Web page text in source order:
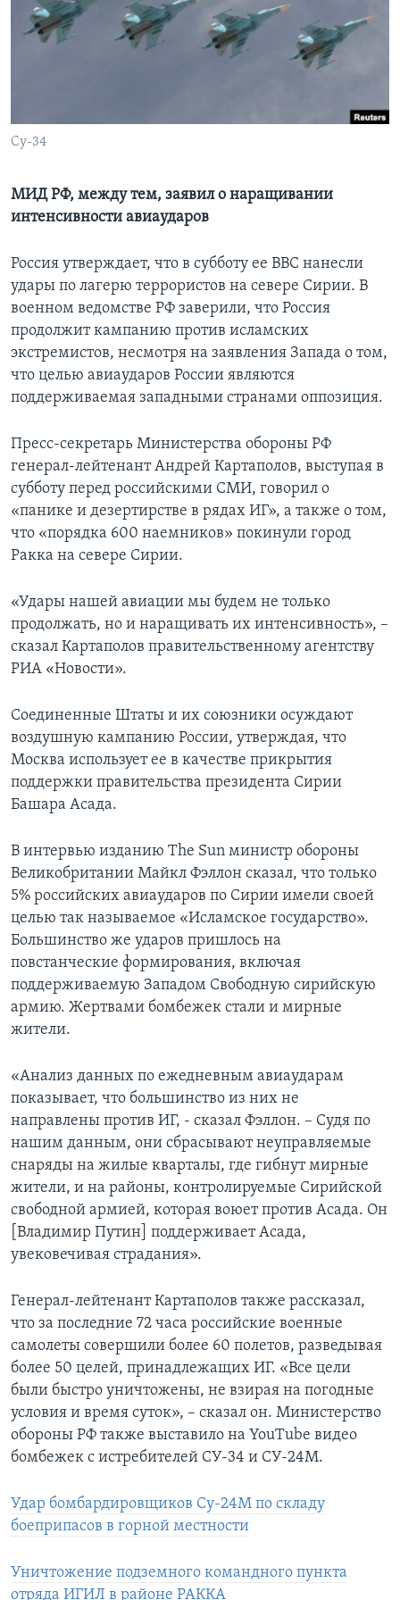
Learning English
Су-34
МИД РФ, между тем, заявил о наращивании
интенсивности авиаударов
Россия утверждает, что в субботу ее ВВС нанесли
удары по лагерю террористов на севере Сирии. В
военном ведомстве РФ заверили, что Россия
продолжит кампанию против исламских
экстремистов, несмотря на заявления Запада о том,
что целью авиаударов России являются
поддерживаемая западными странами оппозиция.
Пресс-секретарь Министерства обороны РФ
генерал-лейтенант Андрей Картаполов, выступая в
субботу перед российскими СМИ, говорил о
«панике и дезертирстве в рядах ИГ», а также о том,
что «порядка 600 наемников» покинули город
Ракка на севере Сирии.
«Удары нашей авиации мы будем не только
продолжать, но и наращивать их интенсивность», –
сказал Картаполов правительственному агентству
РИА «Новости».
Соединенные Штаты и их союзники осуждают
воздушную кампанию России, утверждая, что
Москва использует ее в качестве прикрытия
поддержки правительства президента Сирии
Башара Асада.
В интервью изданию The Sun министр обороны
Великобритании Майкл Фэллон сказал, что только
5% российских авиаударов по Сирии имели своей
целью так называемое «Исламское государство».
Большинство же ударов пришлось на
повстанческие формирования, включая
поддерживаемую Западом Свободную сирийскую
армию. Жертвами бомбежек стали и мирные
жители.
«Анализ данных по ежедневным авиаударам
показывает, что большинство из них не
направлены против ИГ, - сказал Фэллон. – Судя по
нашим данным, они сбрасывают неуправляемые
снаряды на жилые кварталы, где гибнут мирные
жители, и на районы, контролируемые Сирийской
свободной армией, которая воюет против Асада. Он
[Владимир Путин] поддерживает Асада,
увековечивая страдания».
Генерал-лейтенант Картаполов также рассказал,
что за последние 72 часа российские военные
самолеты совершили более 60 полетов, разведывая
более 50 целей, принадлежащих ИГ. «Все цели
были быстро уничтожены, не взирая на погодные
условия и время суток», – сказал он. Министерство
обороны РФ также выставило на YouTube видео
бомбежек с истребителей СУ-34 и СУ-24М.
Удар бомбардировщиков Су-24М по складу
боеприпасов в горной местности
Уничтожение подземного командного пункта
отряда ИГИЛ в районе РАККА